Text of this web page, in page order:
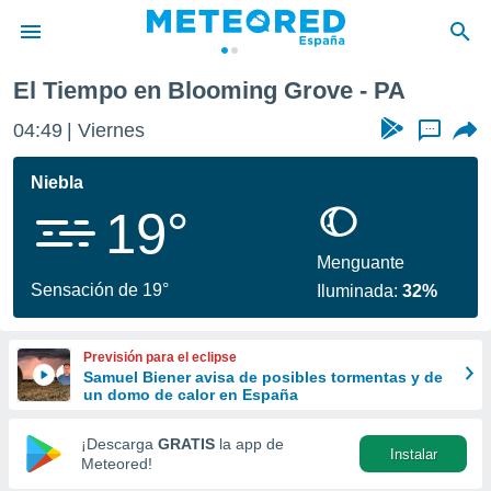
de
por
que se
a este
las
y
forma
digital
basada
El Tiempo en Blooming Grove - PA
04:49 Viernes ...
Niebla
19°
Sensación de 19°
Menguante
Iluminada:32%
Previsión para el eclipse
Samuel Biener avisa de posibles tormentas y de
un domo de calor en España
¡Descarga GRATIS la app de
Meteored!
Instalar